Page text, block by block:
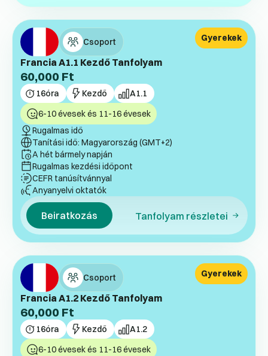
Csoport
Francia A1.1 Kezdő Tanfolyam
60,000 Ft
16óra Kezdő A1.1
Gyerekek
6-10 évesek és 11-16 évesek
Rugalmas idő
Tanítási idő: Magyarország (GMT+2)
A hét bármely napján
Rugalmas kezdési időpont
CEFR tanúsítvánnyal
Anyanyelvi oktatók
Beiratkozás Tanfolyam részletei
Csoport
Francia A1.2 Kezdő Tanfolyam
60,000 Ft
16óra Kezdő A1.2
Gyerekek
6-10 évesek és 11-16 évesek